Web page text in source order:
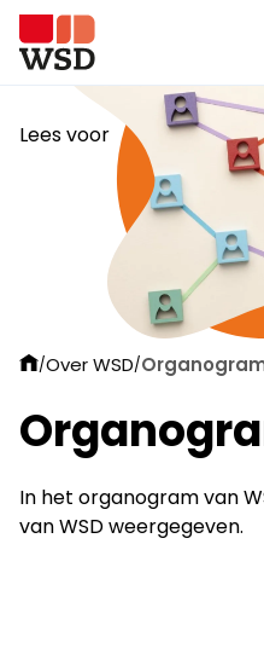
Lees voor
/Over WSD/
In het organogram van
van WSD weergegeven.